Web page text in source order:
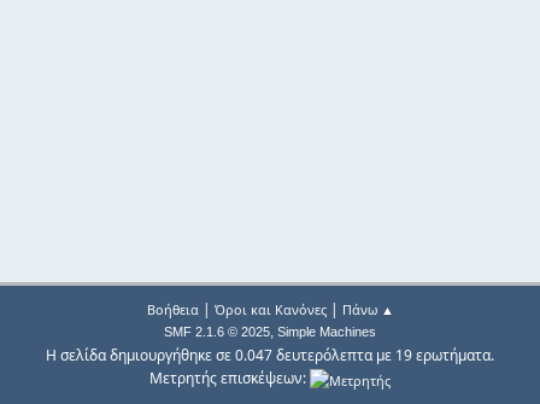
Βοήθεια| Όροι και Κανόνες| Πάνω ▲
SMF 2.1.6 © 2025, Simple Machines
Η σελίδα δημιουργήθηκε σε 0.047 δευτερόλεπτα με 19 ερωτήματα.
Μετρητής επισκέψεων: